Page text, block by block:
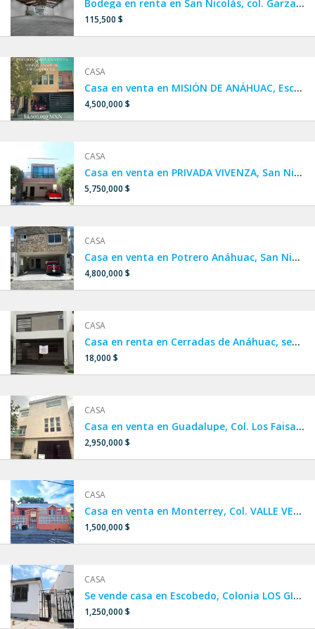
Bodega en renta en San Nicolás, col. Garza Cantú, Av. Nogalar
115,500 $
CASA
Casa en venta en MISIÓN DE ANÁHUAC, Escobedo.
4,500,000 $
CASA
Casa en venta en PRIVADA VIVENZA, San Nicolás, Zona Miguel Alemán
5,750,000 $
CASA
Casa en venta en Potrero Anáhuac, San Nicolás.
4,800,000 $
CASA
Casa en renta en Cerradas de Anáhuac, sector Acacia, sendero,
18,000 $
CASA
Casa en venta en Guadalupe, Col. Los Faisanes 1er sector, FRACCIONAMIENTO PRIVADO, a una calle de Av. Plutarco Elías Calles, cerca de Autopista Monterrey Reynosa, Maestro Isrrael Cavazos Garza, Miguel de la Madrid.
2,950,000 $
CASA
Casa en venta en Monterrey, Col. VALLE VERDE 4to sector, a 1 calle de Av. Alejandro de Rodas, a 2 minutos de Av. Ruiz Cortines y Paseo de los Leones.
1,500,000 $
CASA
Se vende casa en Escobedo, Colonia LOS GIRASOLES 4 sector, a 10 calles de Av. Acueducto y a 4 minutos de Av. Raúl Salinas y Av. Sendero Divisorio.
1,250,000 $